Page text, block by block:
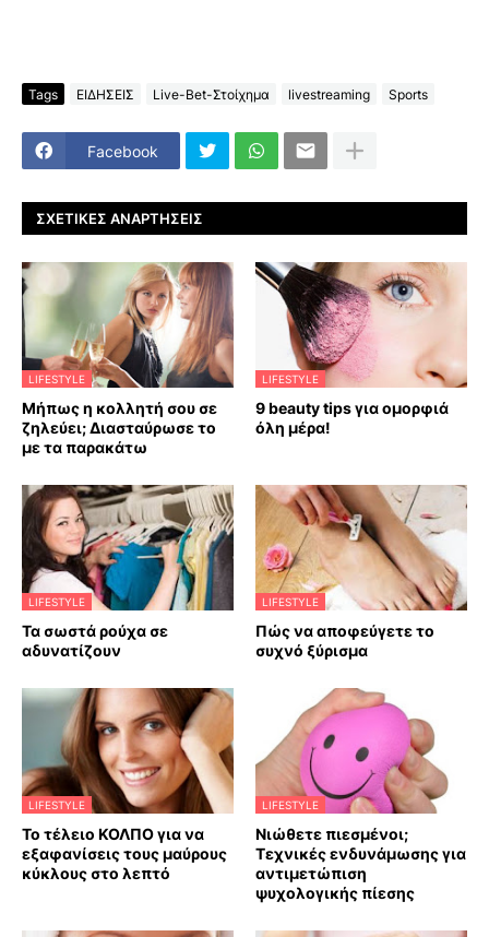
Tags ΕΙΔΗΣΕΙΣ Live-Bet-Στοίχημα livestreaming Sports
Facebook
ΣΧΕΤΙΚΈΣ ΑΝΑΡΤΉΣΕΙΣ
LIFESTYLE
Μήπως η κολλητή σου σε
ζηλεύει; Διασταύρωσε το
με τα παρακάτω
LIFESTYLE
9 beauty tips για ομορφιά
όλη μέρα!
LIFESTYLE
Τα σωστά ρούχα σε
αδυνατίζουν
LIFESTYLE
Πώς να αποφεύγετε το
συχνό ξύρισμα
LIFESTYLE
Το τέλειο ΚΟΛΠΟ για να
εξαφανίσεις τους μαύρους
κύκλους στο λεπτό
LIFESTYLE
Νιώθετε πιεσμένοι;
Τεχνικές ενδυνάμωσης για
αντιμετώπιση
ψυχολογικής πίεσης